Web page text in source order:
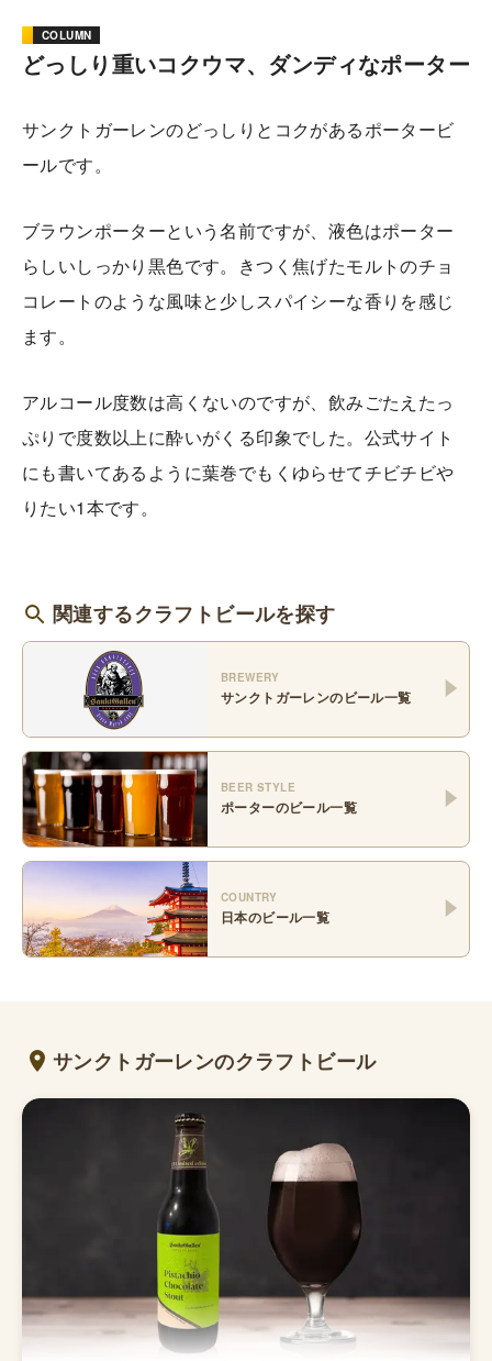
COLUMN
どっしり重いコクウマ、ダンディなポーター
サンクトガーレンのどっしりとコクがあるポータービ
ールです。
ブラウンポーターという名前ですが、液色はポーター
らしいしっかり黒色です。きつく焦げたモルトのチョ
コレートのような風味と少しスパイシーな香りを感じ
ます。
アルコール度数は高くないのですが、飲みごたえたっ
ぷりで度数以上に酔いがくる印象でした。公式サイト
にも書いてあるように葉巻でもくゆらせてチビチビや
りたい1本です。
関連するクラフトビールを探す
BREWERY
サンクトガーレンのビール一覧
BEER STYLE
ポーターのビール一覧
COUNTRY
日本のビール一覧
サンクトガーレンのクラフトビール